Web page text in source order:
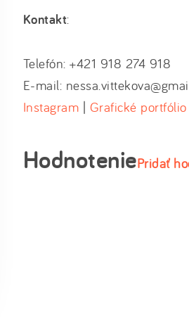
Kontakt:
Telefón: +421 918 274 918
E-mail:
Instagram | Grafické portfólio
HodnoteniePridať